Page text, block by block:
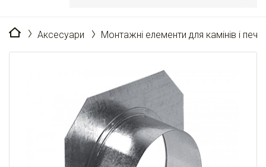
Головна
Аксесуари Монтажні елементи для камінів і